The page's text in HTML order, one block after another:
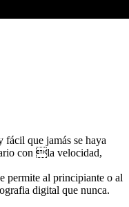
que jamás se haya
con la velocidad,
permite al principiante o al
digital que nunca.